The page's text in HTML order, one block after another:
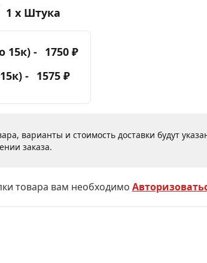
1 x Штука
15к) - 1750 ₽
- 1575 ₽
варианты и стоимость доставки будут
заказа.
товара вам необходимо